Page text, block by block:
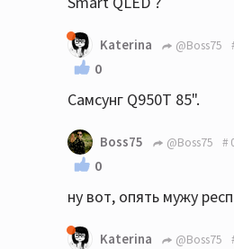
Katerina @Boss75
0
Самсунг Q950T 85".
Boss75 @Boss75
0
ну вот, опять мужу
Katerina @Boss75